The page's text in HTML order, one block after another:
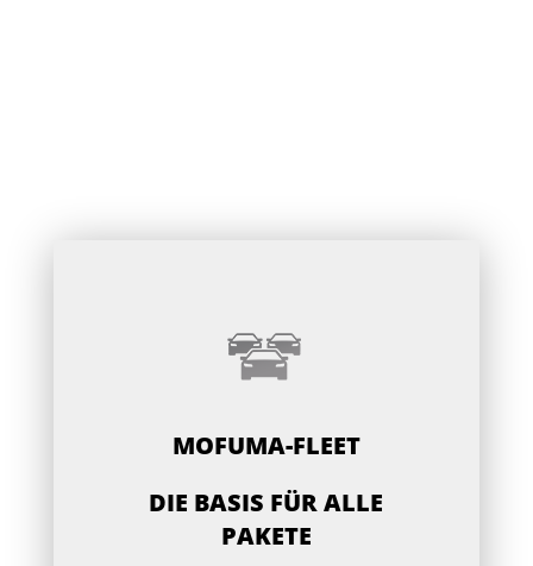
MOFUMA-FLEET
DIE BASIS FÜR ALLE
PAKETE